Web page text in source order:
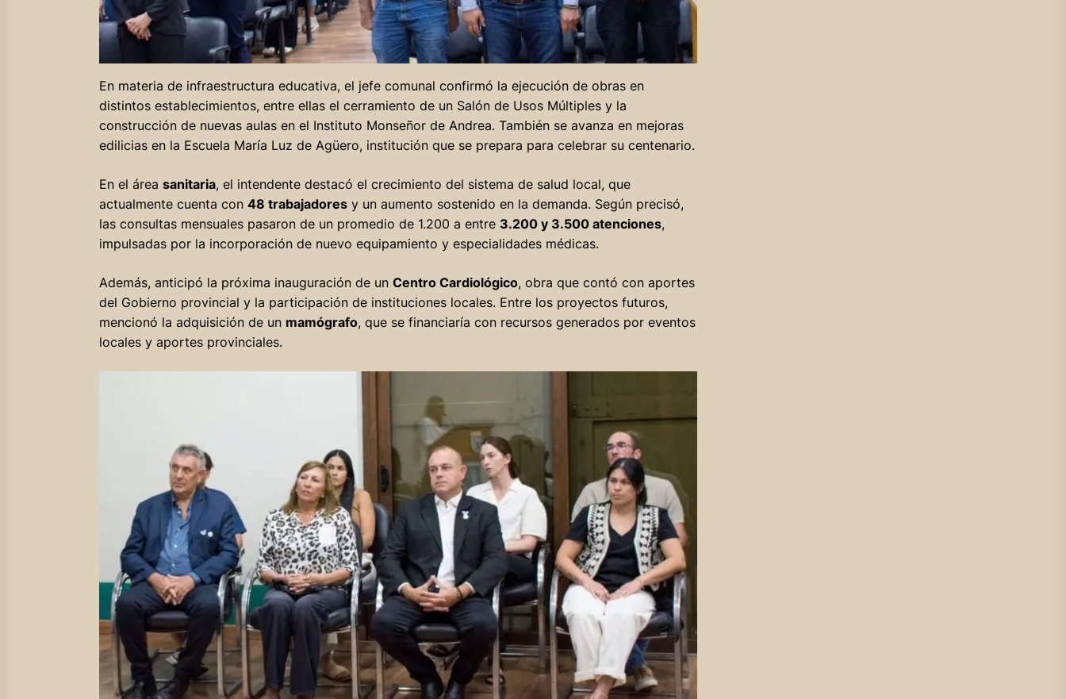
En materia de infraestructura educativa, el jefe comunal confirmó la ejecución de obras en
distintos establecimientos, entre ellas el cerramiento de un Salón de Usos Múltiples y la
construcción de nuevas aulas en el Instituto Monseñor de Andrea. También se avanza en mejoras
edilicias en la Escuela María Luz de Agüero, institución que se prepara para celebrar su centenario.
En el área sanitaria, el intendente destacó el crecimiento del sistema de salud local, que
actualmente cuenta con 48 trabajadoresy un aumento sostenido en la demanda. Según precisó,
las consultas mensuales pasaron de un promedio de 1.200 a entre 3.200 y 3.500 atenciones,
impulsadas por la incorporación de nuevo equipamiento y especialidades médicas.
Además, anticipó la próxima inauguración de un Centro Cardiológico, obra que contó con aportes
del Gobierno provincial y la participación de instituciones locales. Entre los proyectos futuros,
mencionó la adquisición de un mamógrafo, que se financiaría con recursos generados por eventos
locales y aportes provinciales.